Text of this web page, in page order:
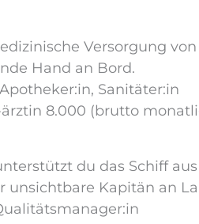
Versorgung
Hand an Bord.
Sanitäter:in
ärztin 8.000 (brutto
du das Schiff
unsichtbare Kapitän an